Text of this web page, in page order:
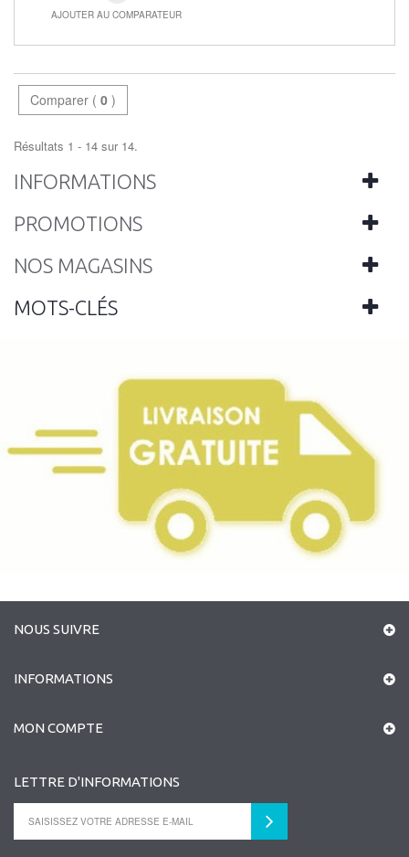
AJOUTER AU COMPARATEUR
Comparer ( 0 )
Résultats 1 - 14 sur 14.
INFORMATIONS
PROMOTIONS
NOS MAGASINS
MOTS-CLÉS
NOUS SUIVRE
INFORMATIONS
MON COMPTE
LETTRE D'INFORMATIONS